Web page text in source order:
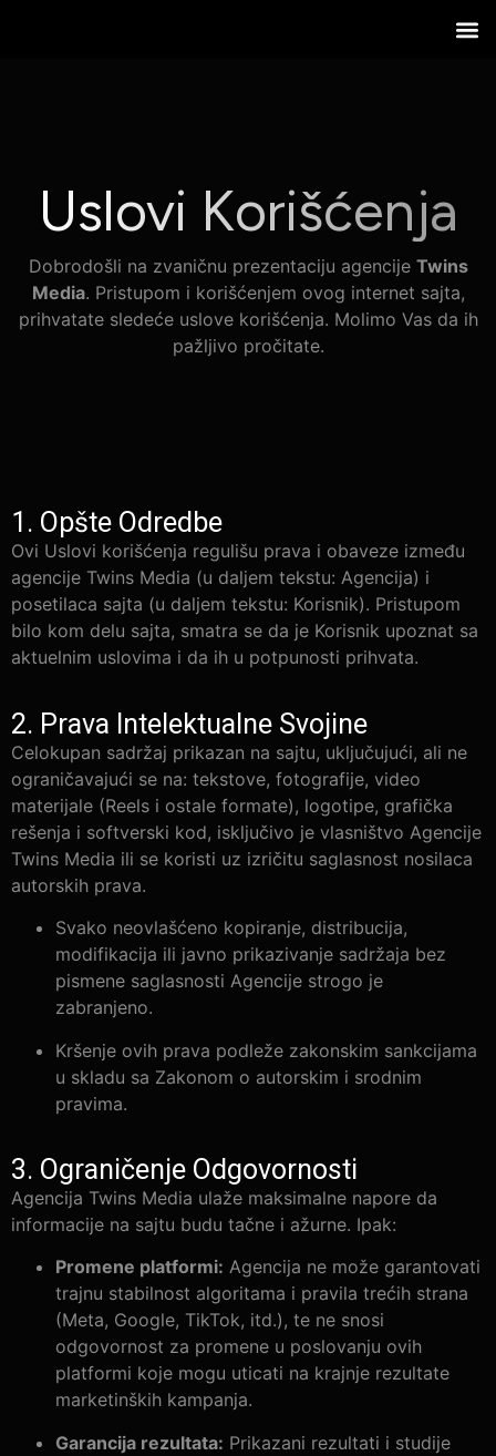
Uslovi Korišćenja
Dobrodošli na zvaničnu prezentaciju agencije Twins
Media. Pristupom i korišćenjem ovog internet sajta,
prihvatate sledeće uslove korišćenja. Molimo Vas da ih
pažljivo pročitate.
1. Opšte Odredbe
Ovi Uslovi korišćenja regulišu prava i obaveze između
agencije Twins Media (u daljem tekstu: Agencija) i
posetilaca sajta (u daljem tekstu: Korisnik). Pristupom
bilo kom delu sajta, smatra se da je Korisnik upoznat sa
aktuelnim uslovima i da ih u potpunosti prihvata.
2. Prava Intelektualne Svojine
Celokupan sadržaj prikazan na sajtu, uključujući, ali ne
ograničavajući se na: tekstove, fotografije, video
materijale (Reels i ostale formate), logotipe, grafička
rešenja i softverski kod, isključivo je vlasništvo Agencije
Twins Media ili se koristi uz izričitu saglasnost nosilaca
autorskih prava.
Svako neovlašćeno kopiranje, distribucija,
modifikacija ili javno prikazivanje sadržaja bez
pismene saglasnosti Agencije strogo je
zabranjeno.
Kršenje ovih prava podleže zakonskim sankcijama
u skladu sa Zakonom o autorskim i srodnim
pravima.
3. Ograničenje Odgovornosti
Agencija Twins Media ulaže maksimalne napore da
informacije na sajtu budu tačne i ažurne. Ipak:
Promene platformi: Agencija ne može garantovati
trajnu stabilnost algoritama i pravila trećih strana
(Meta, Google, TikTok, itd.), te ne snosi
odgovornost za promene u poslovanju ovih
platformi koje mogu uticati na krajnje rezultate
marketinških kampanja.
Garancija rezultata: Prikazani rezultati i studije